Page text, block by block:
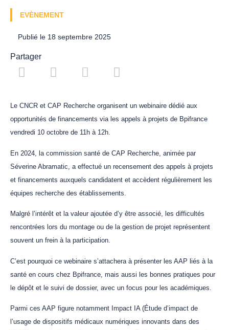
EVÈNEMENT
Publié le 18 septembre 2025
Partager
Le CNCR et CAP Recherche organisent un webinaire dédié aux
opportunités de financements via les appels à projets de Bpifrance
vendredi 10 octobre de 11h à 12h.
En 2024, la commission santé de CAP Recherche, animée par
Séverine Abramatic, a effectué un recensement des appels à projets
et financements auxquels candidatent et accèdent régulièrement les
équipes recherche des établissements.
Malgré l’intérêt et la valeur ajoutée d’y être associé, les difficultés
rencontrées lors du montage ou de la gestion de projet représentent
souvent un frein à la participation.
C’est pourquoi ce webinaire s’attachera à présenter les AAP liés à la
santé en cours chez Bpifrance, mais aussi les bonnes pratiques pour
le dépôt et le suivi de dossier, avec un focus pour les académiques.
Parmi ces AAP figure notamment Impact IA (Étude d’impact de
l’usage de dispositifs médicaux numériques innovants dans des